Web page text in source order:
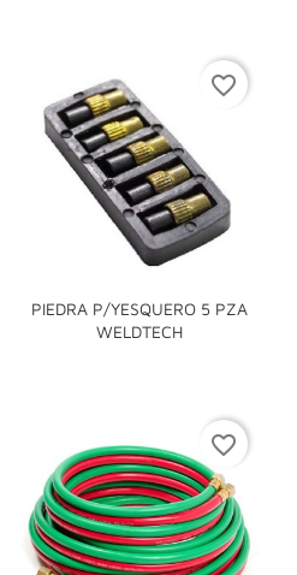
PIEDRA P/YESQUERO 5 PZA
WELDTECH
favorite_border
favorite_border